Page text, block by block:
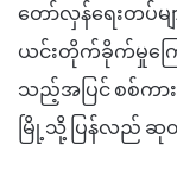
တော်လှန်ရေးတပ်မ
ယင်းတိုက်ခိုက်မှုကြ
သည့်အပြင် စစ်ကားနှ
မြို့သို့ ပြန်လည်